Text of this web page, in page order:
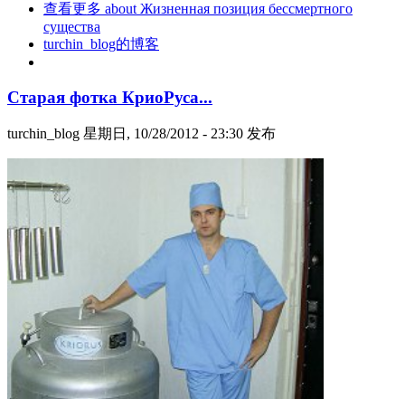
查看更多 about Жизненная позиция бессмертного
существа
turchin_blog的博客
Старая фотка КриоРуса...
turchin_blog 星期日, 10/28/2012 - 23:30 发布